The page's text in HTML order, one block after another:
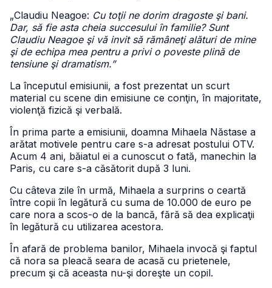
„Claudiu Neagoe: Cu toţii ne dorim dragoste şi bani.
Dar, să fie asta cheia succesului în familie? Sunt
Claudiu Neagoe şi vă invit să rămâneţi alături de mine
şi de echipa mea pentru a privi o poveste plină de
tensiune şi dramatism.”
La începutul emisiunii, a fost prezentat un scurt
material cu scene din emisiune ce conţin, în majoritate,
violenţă fizică şi verbală.
În prima parte a emisiunii, doamna Mihaela Năstase a
arătat motivele pentru care s-a adresat postului OTV.
Acum 4 ani, băiatul ei a cunoscut o fată, manechin la
Paris, cu care s-a căsătorit după 3 luni.
Cu câteva zile în urmă, Mihaela a surprins o ceartă
între copii în legătură cu suma de 10.000 de euro pe
care nora a scos-o de la bancă, fără să dea explicaţii
în legătură cu utilizarea acestora.
În afară de problema banilor, Mihaela invocă şi faptul
că nora sa pleacă seara de acasă cu prietenele,
precum şi că aceasta nu-şi doreşte un copil.